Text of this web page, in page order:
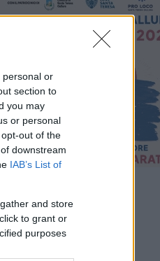
personal or
section to
you may
or personal
out of the
downstream
IAB’s List of
and store
to grant or
purposes